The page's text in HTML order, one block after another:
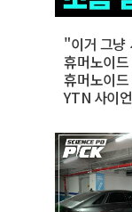
"이거 그냥
휴머노이
휴머노이
YTN 사이